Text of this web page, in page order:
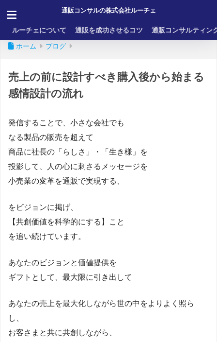
通販コンサルの株式会社ルーチェ
ルーチェについて 通販を成功させるコツ 通販コンサルティン
ホーム ブログ
売上の前に設計すべき購入後から始まる
感情設計の流れ
発信することで、小さな会社でも
なる製品の販売を超えて
商品に社長の「らしさ」・「生き様」を
投影して、人の心に刺さるメッセージを
小売業の変革を通販で実現する、
をビジョンに掲げ、
【共創価値を科学的にする】こと
を追い続けています。
あなたのビジョンと価値提供を
ギフトとして、最大限に引き出して
あなたの売上を最大化しながら世の中をよりよく照ら
し、
お客さまと共に共創しながら、